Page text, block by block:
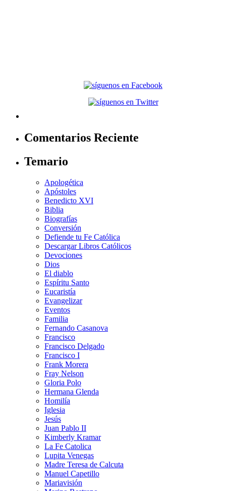
Comentarios Reciente
Temario
Apologética
Apóstoles
Benedicto XVI
Biblia
Biografías
Conversión
Defiende tu Fe Católica
Descargar Libros Católicos
Devociones
Dios
El diablo
Espíritu Santo
Eucaristía
Evangelizar
Eventos
Familia
Fernando Casanova
Francisco
Francisco Delgado
Francisco I
Frank Morera
Fray Nelson
Gloria Polo
Hermana Glenda
Homilía
Iglesia
Jesús
Juan Pablo II
Kimberly Kramar
La Fe Catolica
Lupita Venegas
Madre Teresa de Calcuta
Manuel Capetillo
Mariavisión